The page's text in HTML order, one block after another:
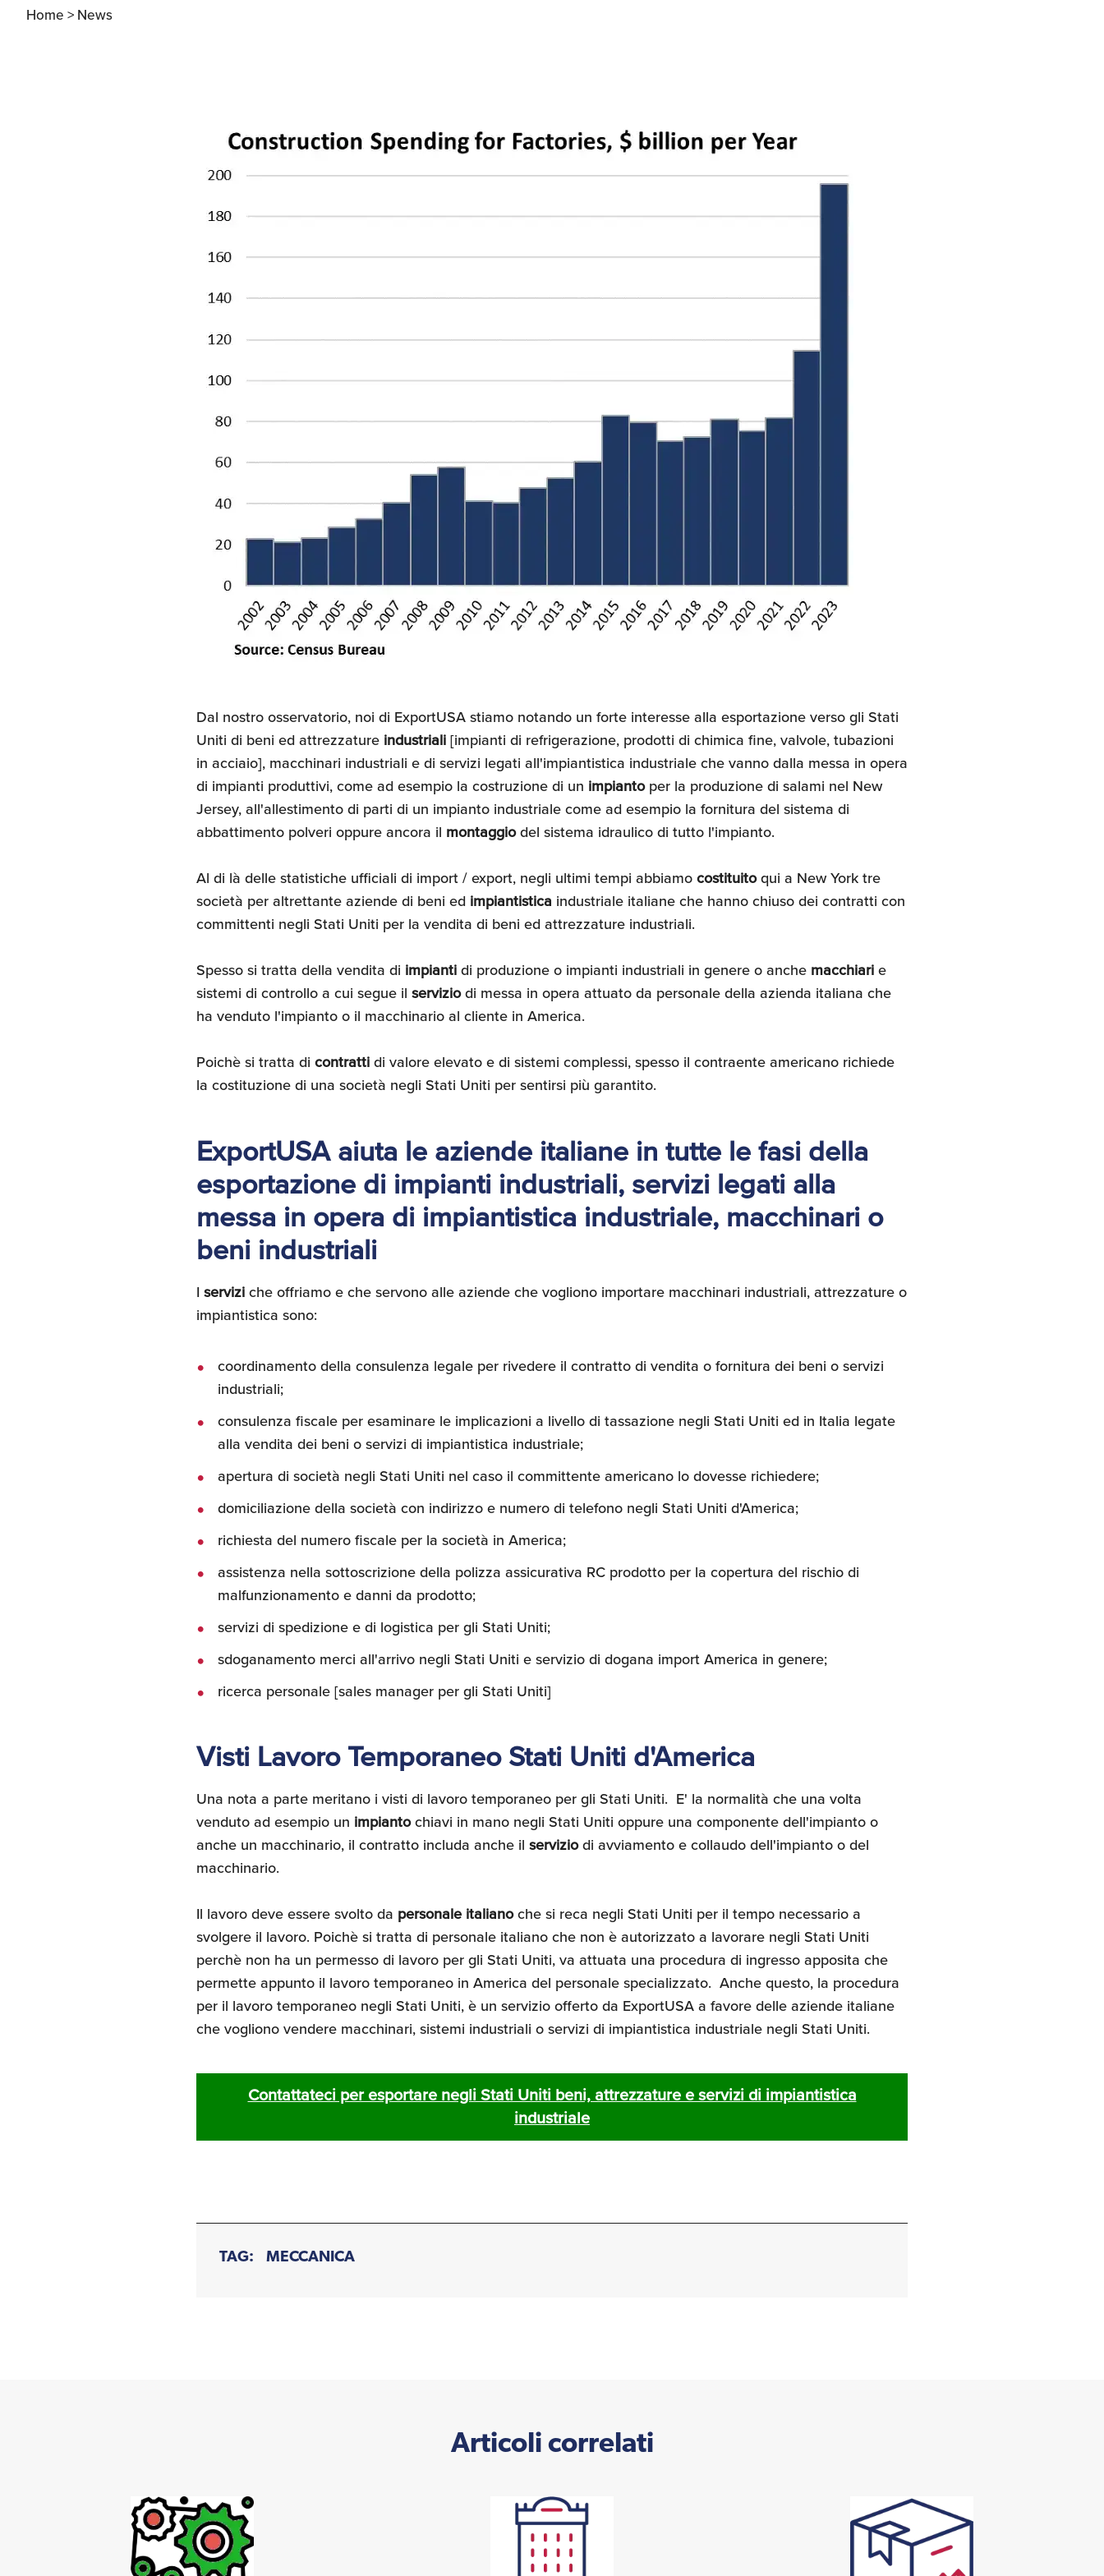
Ricerca Personale e
Gestione Risorse
Home > News
Dal nostro osservatorio, noi di ExportUSA stiamo notando un forte interesse alla esportazione verso gli Stati
Uniti di beni ed attrezzature industriali [impianti di refrigerazione, prodotti di chimica fine, valvole, tubazioni
in acciaio], macchinari industriali e di servizi legati all'impiantistica industriale che vanno dalla messa in opera
di impianti produttivi, come ad esempio la costruzione di un impiantoper la produzione di salami nel New
Jersey, all'allestimento di parti di un impianto industriale come ad esempio la fornitura del sistema di
abbattimento polveri oppure ancora il montaggiodel sistema idraulico di tutto l'impianto.
Al di là delle statistiche ufficiali di import / export, negli ultimi tempi abbiamo costituitoqui a New York tre
società per altrettante aziende di beni ed impiantistica industriale italiane che hanno chiuso dei contratti con
committenti negli Stati Uniti per la vendita di beni ed attrezzature industriali.
Spesso si tratta della vendita di impianti di produzione o impianti industriali in genere o anche macchiari e
sistemi di controllo a cui segue il serviziodi messa in opera attuato da personale della azienda italiana che
ha venduto l'impianto o il macchinario al cliente in America.
Poichè si tratta di contratti di valore elevato e di sistemi complessi, spesso il contraente americano richiede
la costituzione di una società negli Stati Uniti per sentirsi più garantito.
ExportUSA aiuta le aziende italiane in tutte le fasi della
esportazione di impianti industriali, servizi legati alla
messa in opera di impiantistica industriale, macchinari o
beni industriali
I servizi che offriamo e che servono alle aziende che vogliono importare macchinari industriali, attrezzature o
impiantistica sono:
coordinamento della consulenza legale per rivedere il contratto di vendita o fornitura dei beni o servizi
industriali;
consulenza fiscale per esaminare le implicazioni a livello di tassazione negli Stati Uniti ed in Italia legate
alla vendita dei beni o servizi di impiantistica industriale;
apertura di società negli Stati Uniti nel caso il committente americano lo dovesse richiedere;
domiciliazione della società con indirizzo e numero di telefono negli Stati Uniti d'America;
richiesta del numero fiscale per la società in America;
assistenza nella sottoscrizione della polizza assicurativa RC prodotto per la copertura del rischio di
malfunzionamento e danni da prodotto;
servizi di spedizione e di logistica per gli Stati Uniti;
sdoganamento merci all'arrivo negli Stati Uniti e servizio di dogana import America in genere;
ricerca personale [sales manager per gli Stati Uniti]
Visti Lavoro Temporaneo Stati Uniti d'America
Una nota a parte meritano i visti di lavoro temporaneo per gli Stati Uniti. E' la normalità che una volta
venduto ad esempio un impiantochiavi in mano negli Stati Uniti oppure una componente dell'impianto o
anche un macchinario, il contratto includa anche il serviziodi avviamento e collaudo dell'impianto o del
macchinario.
Il lavoro deve essere svolto da personale italianoche si reca negli Stati Uniti per il tempo necessario a
svolgere il lavoro. Poichè si tratta di personale italiano che non è autorizzato a lavorare negli Stati Uniti
perchè non ha un permesso di lavoro per gli Stati Uniti, va attuata una procedura di ingresso apposita che
permette appunto il lavoro temporaneo in America del personale specializzato. Anche questo, la procedura
per il lavoro temporaneo negli Stati Uniti, è un servizio offerto da ExportUSA a favore delle aziende italiane
che vogliono vendere macchinari, sistemi industriali o servizi di impiantistica industriale negli Stati Uniti.
Contattateci per esportare negli Stati Uniti beni, attrezzature e servizi di impiantistica
industriale
TAG: MECCANICA
Articoli correlati